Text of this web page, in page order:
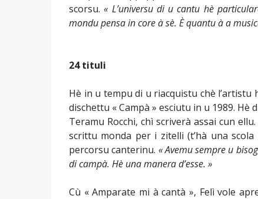
scorsu.« L’universu di u cantu hè
mondu pensa in core à sè. È quantu à a
24 tituli
Hè in u tempu di u riacquistu chè
dischettu « Campà » esciutu in u 1989. Hè
Teramu Rocchi, chì scriverà assai cun
scrittu monda per i zitelli (t’hà una
percorsu canterinu. « Avemu sempre u
di campà. Hè una manera d’esse. »
Cù « Amparate mi à cantà », Felì vole